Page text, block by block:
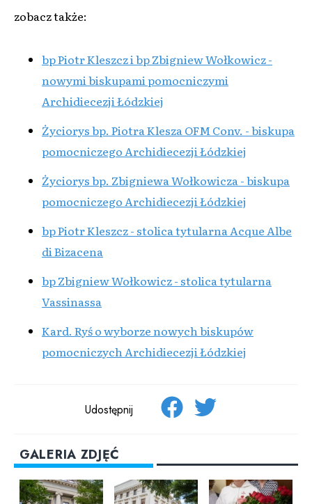
zobacz także:
bp Piotr Kleszcz i bp Zbigniew Wołkowicz -
nowymi biskupami pomocniczymi
Archidiecezji Łódzkiej
Życiorys bp. Piotra Klesza OFM Conv. - biskupa
pomocniczego Archidiecezji Łódzkiej
Życiorys bp. Zbigniewa Wołkowicza - biskupa
pomocniczego Archidiecezji Łódzkiej
bp Piotr Kleszcz - stolica tytularna Acque Albe
di Bizacena
bp Zbigniew Wołkowicz - stolica tytularna
Vassinassa
Kard. Ryś o wyborze nowych biskupów
pomocniczych Archidiecezji Łódzkiej
Udostępnij
GALERIA ZDJĘĆ